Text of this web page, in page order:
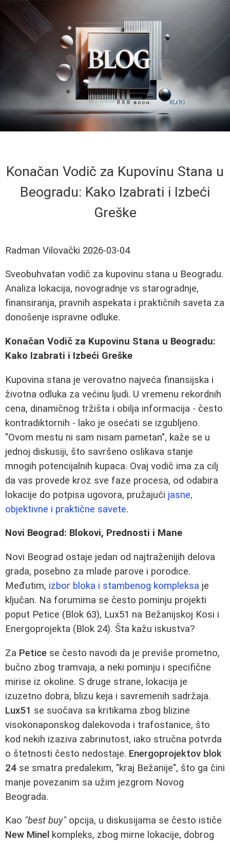
Konačan Vodič za Kupovinu Stana u
Beogradu: Kako Izabrati i Izbeći
Greške
Radman Vilovački 2026-03-04
Sveobuhvatan vodič za kupovinu stana u Beogradu.
Analiza lokacija, novogradnje vs starogradnje,
finansiranja, pravnih aspekata i praktičnih saveta za
donošenje ispravne odluke.
Konačan Vodič za Kupovinu Stana u Beogradu:
Kako Izabrati i Izbeći Greške
Kupovina stana je verovatno najveća finansijska i
životna odluka za većinu ljudi. U vremenu rekordnih
cena, dinamičnog tržišta i obilja informacija - često
kontradiktornih - lako je osećati se izgubljeno.
"Ovom mestu ni sam nisam pametan", kaže se u
jednoj diskusiji, što savršeno oslikava stanje
mnogih potencijalnih kupaca. Ovaj vodič ima za cilj
da vas provede kroz sve faze procesa, od odabira
lokacije do potpisa ugovora, pružajući jasne,
objektivne i praktične savete.
Novi Beograd: Blokovi, Prednosti i Mane
Novi Beograd ostaje jedan od najtraženijih delova
grada, posebno za mlade parove i porodice.
Međutim, izbor bloka i stambenog kompleksa je
ključan. Na forumima se često pominju projekti
poput Petice (Blok 63), Lux51 na Bežanijskoj Kosi i
Energoprojekta (Blok 24). Šta kažu iskustva?
Za Petice se često navodi da je previše prometno,
bučno zbog tramvaja, a neki pominju i specifične
mirise iz okoline. S druge strane, lokacija je
izuzetno dobra, blizu keja i savremenih sadržaja.
Lux51 se suočava sa kritikama zbog blizine
visokonaponskog dalekovoda i trafostanice, što
kod nekih izaziva zabrinutost, iako stručna potvrda
o štetnosti često nedostaje. Energoprojektov blok
24 se smatra predalekim, "kraj Bežanije", što ga čini
manje povezanim sa užim jezgrom Novog
Beograda.
Kao "best buy" opcija, u diskusijama se često ističe
New Minel kompleks, zbog mirne lokacije, dobrog